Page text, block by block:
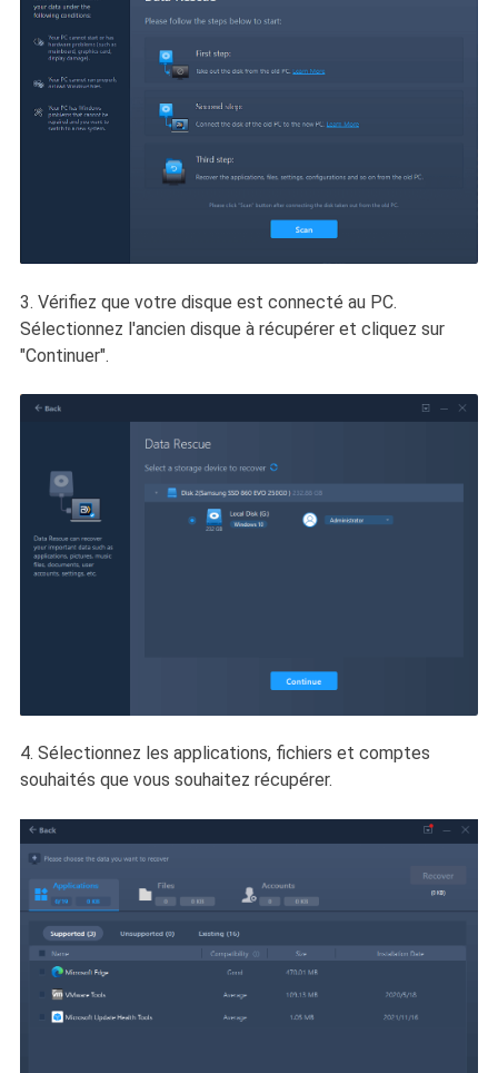
3. Vérifiez que votre disque est connecté au PC.
Sélectionnez l'ancien disque à récupérer et cliquez sur
"Continuer".
4. Sélectionnez les applications, fichiers et comptes
souhaités que vous souhaitez récupérer.